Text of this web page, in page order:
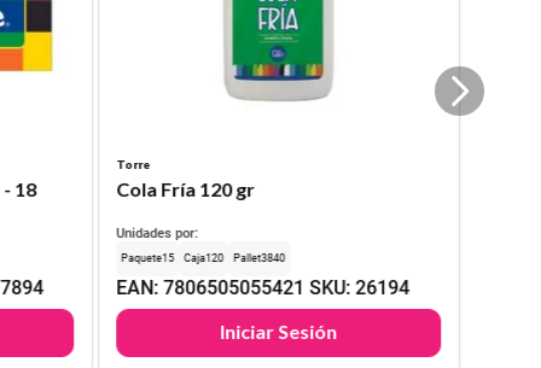
18
Torre
Cola Fría 120 gr
Unidades por:
15 120 3840
EAN:7806505055421 SKU:26194
Iniciar Sesión